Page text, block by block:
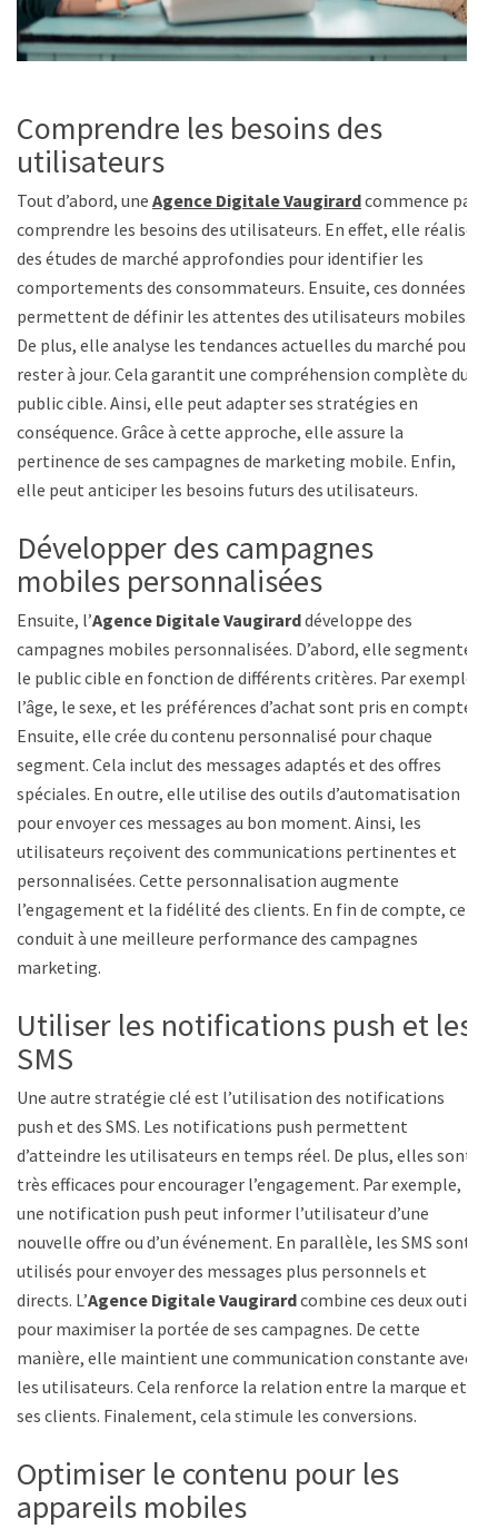
Comprendre les besoins des
utilisateurs
Tout d’abord, une Agence Digitale Vaugirardcommence par
comprendre les besoins des utilisateurs. En effet, elle réalise
des études de marché approfondies pour identifier les
comportements des consommateurs. Ensuite, ces données
permettent de définir les attentes des utilisateurs mobiles.
De plus, elle analyse les tendances actuelles du marché pour
rester à jour. Cela garantit une compréhension complète du
public cible. Ainsi, elle peut adapter ses stratégies en
conséquence. Grâce à cette approche, elle assure la
pertinence de ses campagnes de marketing mobile. Enfin,
elle peut anticiper les besoins futurs des utilisateurs.
Développer des campagnes
mobiles personnalisées
Ensuite, l’Agence Digitale Vaugirarddéveloppe des
campagnes mobiles personnalisées. D’abord, elle segmente
le public cible en fonction de différents critères. Par exemple,
l’âge, le sexe, et les préférences d’achat sont pris en compte.
Ensuite, elle crée du contenu personnalisé pour chaque
segment. Cela inclut des messages adaptés et des offres
spéciales. En outre, elle utilise des outils d’automatisation
pour envoyer ces messages au bon moment. Ainsi, les
utilisateurs reçoivent des communications pertinentes et
personnalisées. Cette personnalisation augmente
l’engagement et la fidélité des clients. En fin de compte, cela
conduit à une meilleure performance des campagnes
marketing.
Utiliser les notifications push et les
SMS
Une autre stratégie clé est l’utilisation des notifications
push et des SMS. Les notifications push permettent
d’atteindre les utilisateurs en temps réel. De plus, elles sont
très efficaces pour encourager l’engagement. Par exemple,
une notification push peut informer l’utilisateur d’une
nouvelle offre ou d’un événement. En parallèle, les SMS sont
utilisés pour envoyer des messages plus personnels et
directs. L’Agence Digitale Vaugirardcombine ces deux outils
pour maximiser la portée de ses campagnes. De cette
manière, elle maintient une communication constante avec
les utilisateurs. Cela renforce la relation entre la marque et
ses clients. Finalement, cela stimule les conversions.
Optimiser le contenu pour les
appareils mobiles